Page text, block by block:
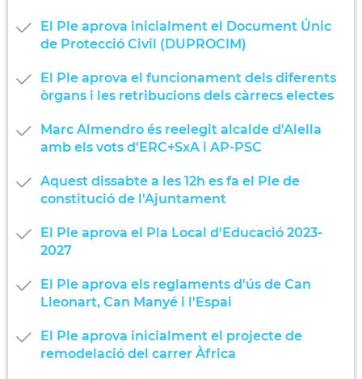
El Ple aprova inicialment el Document Únic
de Protecció Civil (DUPROCIM)
El Ple aprova el funcionament dels diferents
òrgans i les retribucions dels càrrecs electes
Marc Almendro és reelegit alcalde d'Alella
amb els vots d'ERC+SxA i AP-PSC
Aquest dissabte a les 12h es fa el Ple de
constitució de l'Ajuntament
El Ple aprova el Pla Local d'Educació 2023-
2027
El Ple aprova els reglaments d'ús de Can
Lleonart, Can Manyé i l'Espai
El Ple aprova inicialment el projecte de
remodelació del carrer Àfrica